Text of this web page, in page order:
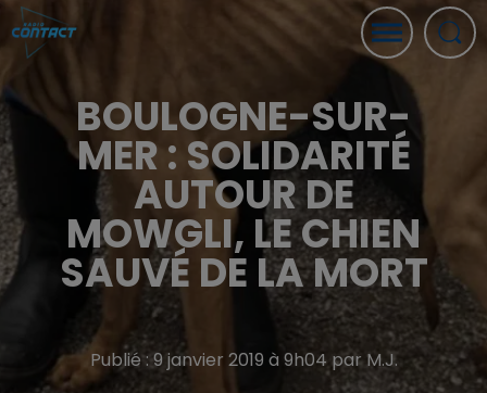
BOULOGNE-SUR-
MER : SOLIDARITÉ
AUTOUR DE
MOWGLI, LE CHIEN
SAUVÉ DE LA MORT
Publié : 9 janvier 2019 à 9h04 par M.J.